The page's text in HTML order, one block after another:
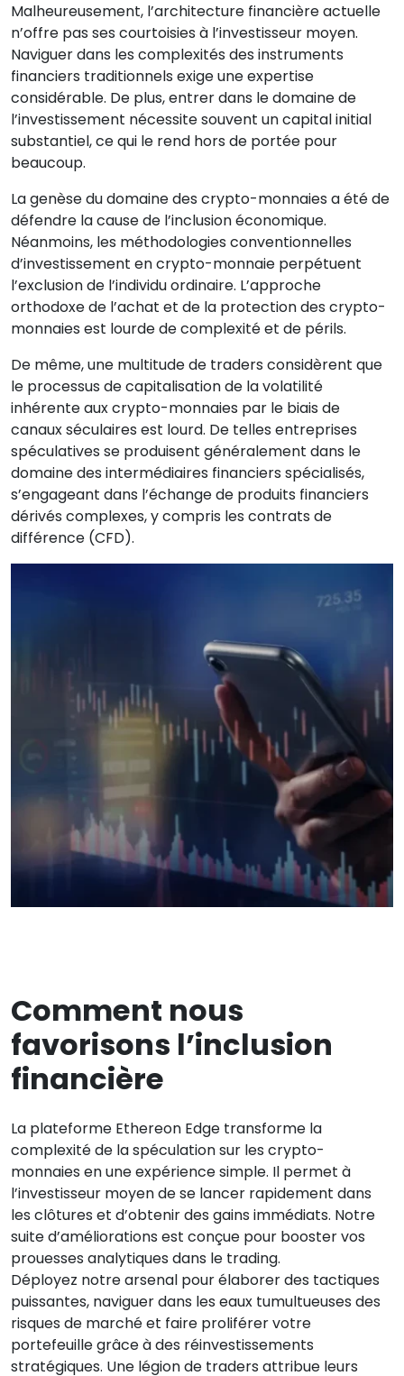
Malheureusement, l’architecture financière actuelle
n’offre pas ses courtoisies à l’investisseur moyen.
Naviguer dans les complexités des instruments
financiers traditionnels exige une expertise
considérable. De plus, entrer dans le domaine de
l’investissement nécessite souvent un capital initial
substantiel, ce qui le rend hors de portée pour
beaucoup.
La genèse du domaine des crypto-monnaies a été de
défendre la cause de l’inclusion économique.
Néanmoins, les méthodologies conventionnelles
d’investissement en crypto-monnaie perpétuent
l’exclusion de l’individu ordinaire. L’approche
orthodoxe de l’achat et de la protection des crypto-
monnaies est lourde de complexité et de périls.
De même, une multitude de traders considèrent que
le processus de capitalisation de la volatilité
inhérente aux crypto-monnaies par le biais de
canaux séculaires est lourd. De telles entreprises
spéculatives se produisent généralement dans le
domaine des intermédiaires financiers spécialisés,
s’engageant dans l’échange de produits financiers
dérivés complexes, y compris les contrats de
différence (CFD).
Comment nous
favorisons l’inclusion
financière
La plateforme Ethereon Edge transforme la
complexité de la spéculation sur les crypto-
monnaies en une expérience simple. Il permet à
l’investisseur moyen de se lancer rapidement dans
les clôtures et d’obtenir des gains immédiats. Notre
suite d’améliorations est conçue pour booster vos
prouesses analytiques dans le trading.
Déployez notre arsenal pour élaborer des tactiques
puissantes, naviguer dans les eaux tumultueuses des
risques de marché et faire proliférer votre
portefeuille grâce à des réinvestissements
stratégiques. Une légion de traders attribue leurs